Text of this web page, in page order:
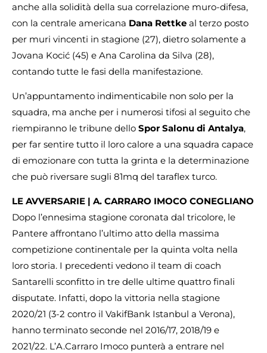
anche alla solidità della sua correlazione muro-difesa,
con la centrale americana Dana Rettke al terzo posto
per muri vincenti in stagione (27), dietro solamente a
Jovana Kocić (45) e Ana Carolina da Silva (28),
contando tutte le fasi della manifestazione.
Un’appuntamento indimenticabile non solo per la
squadra, ma anche per i numerosi tifosi al seguito che
riempiranno le tribune dello Spor Salonu di Antalya,
per far sentire tutto il loro calore a una squadra capace
di emozionare con tutta la grinta e la determinazione
che può riversare sugli 81mq del taraflex turco.
LE AVVERSARIE | A. CARRARO IMOCO CONEGLIANO
Dopo l’ennesima stagione coronata dal tricolore, le
Pantere affrontano l’ultimo atto della massima
competizione continentale per la quinta volta nella
loro storia. I precedenti vedono il team di coach
Santarelli sconfitto in tre delle ultime quattro finali
disputate. Infatti, dopo la vittoria nella stagione
2020/21 (3-2 contro il VakifBank Istanbul a Verona),
hanno terminato seconde nel 2016/17, 2018/19 e
2021/22. L’A.Carraro Imoco punterà a entrare nel